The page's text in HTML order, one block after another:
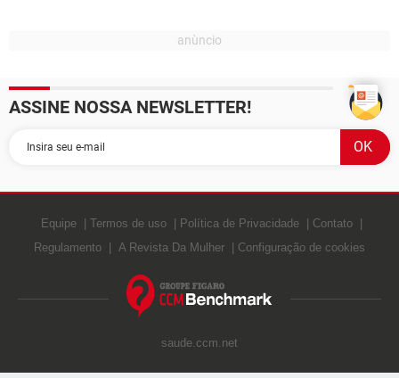
ASSINE NOSSA NEWSLETTER!
Equipe Termos de uso Política de Privacidade
Contato
Regulamento
A Revista Da Mulher Configuração de cookies
saude.ccm.net